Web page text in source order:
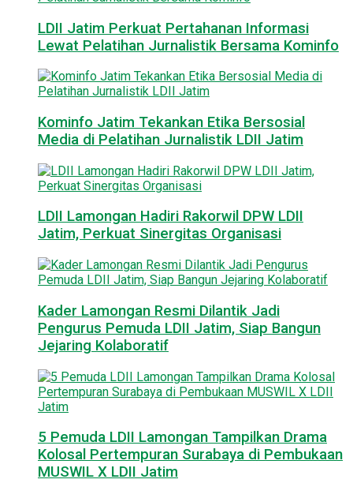
LDII Jatim Perkuat Pertahanan Informasi
Lewat Pelatihan Jurnalistik Bersama Kominfo
Kominfo Jatim Tekankan Etika Bersosial
Media di Pelatihan Jurnalistik LDII Jatim
LDII Lamongan Hadiri Rakorwil DPW LDII
Jatim, Perkuat Sinergitas Organisasi
Kader Lamongan Resmi Dilantik Jadi
Pengurus Pemuda LDII Jatim, Siap Bangun
Jejaring Kolaboratif
5 Pemuda LDII Lamongan Tampilkan Drama
Kolosal Pertempuran Surabaya di Pembukaan
MUSWIL X LDII Jatim